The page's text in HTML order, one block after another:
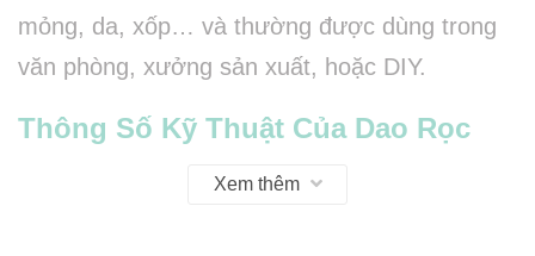
mỏng, da, xốp… và thường được dùng trong
văn phòng, xưởng sản xuất, hoặc DIY.
Thông Số Kỹ Thuật Của Dao Rọc
Giấy Linbon LB005A
Xem thêm